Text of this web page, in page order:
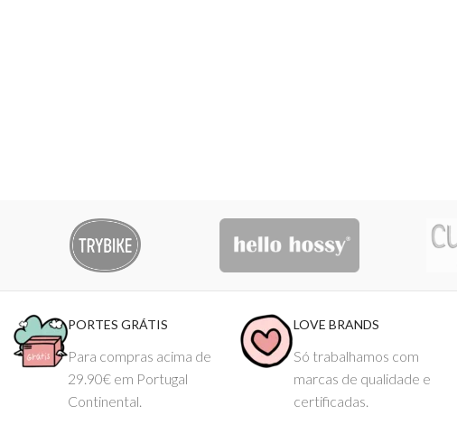
PORTES GRÁTIS
Para compras acima de
29.90€ em Portugal
Continental.
LOVE BRANDS
Só trabalhamos com
marcas de qualidade e
certificadas.